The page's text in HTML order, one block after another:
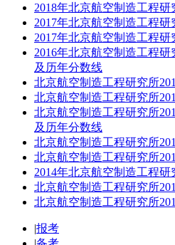
2018年北京航空制造工程
2017年北京航空制造工程
2017年北京航空制造工程
2016年北京航空制造工程
及历年分数线
北京航空制造工程研究所
北京航空制造工程研究所
北京航空制造工程研究所
及历年分数线
北京航空制造工程研究所
北京航空制造工程研究所
2014年北京航空制造工程
北京航空制造工程研究所
北京航空制造工程研究所
|报考